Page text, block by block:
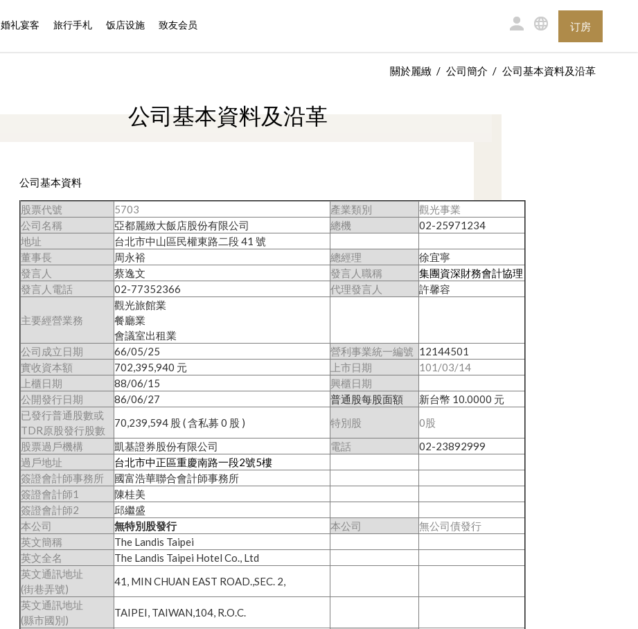
婚礼宴客 旅行手札 饭店设施 致友会员 订房
關於麗緻 公司簡介 公司基本資料及沿革
公司基本資料及沿革
公司基本資料
股票代號 5703 產業類別
觀光事業
公司名稱
亞都麗緻大飯店股份有限公司 總機
02-25971234
地址
台北市中山區民權東路二段 41 號
董事長
周永裕 總經理
徐宜寧
發言人
蔡逸文 發言人職稱
集團資深財務會計協理
發言人電話
02-77352366 代理發言人 許馨容
主要經營業務
觀光旅館業
餐廳業
會議室出租業
公司成立日期
66/05/25 營利事業統一編號 12144501
實收資本額
702,395,940 元 上市日期
101/03/14
上櫃日期
88/06/15
興櫃日期
公開發行日期
86/06/27 普通股每股面額
新台幣 10.0000 元
已發行普通股數或
TDR原股發行股數
70,239,594 股 ( 含私募 0 股 ) 特別股
0股
股票過戶機構
凱基證券股份有限公司 電話
02-23892999
過戶地址
台北市中正區重慶南路一段2號5樓
簽證會計師事務所
國富浩華聯合會計師事務所
簽證會計師1
陳桂美
簽證會計師2
邱繼盛
本公司
無特別股發行 本公司
無公司債發行
英文簡稱
The Landis Taipei
英文全名
The Landis Taipei Hotel Co., Ltd
英文通訊地址
(街巷弄號)
41, MIN CHUAN EAST ROAD.,SEC. 2,
英文通訊地址
(縣市國別)
TAIPEI, TAIWAN,104, R.O.C.